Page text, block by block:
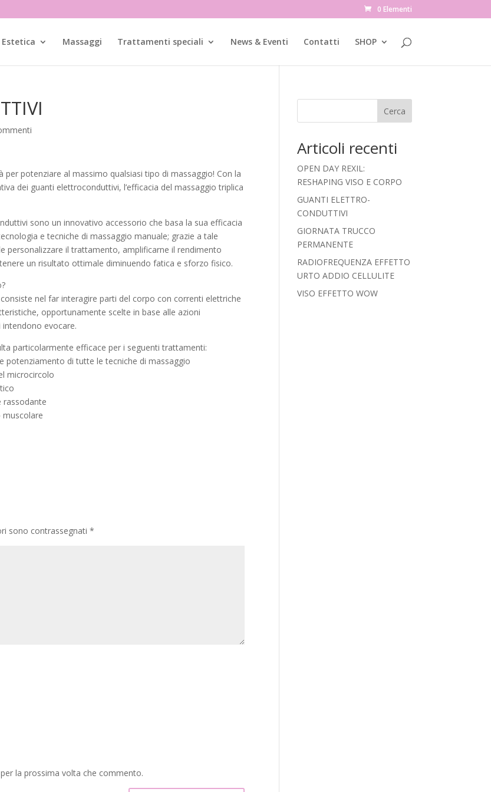
0 Elementi
Estetica Massaggi Trattamenti speciali News & Eventi Contatti SHOP
per potenziare al massimo qualsiasi tipo di massaggio! Con la
dei guanti elettroconduttivi, l’efficacia del massaggio triplica
sono un innovativo accessorio che basa la sua efficacia
e tecniche di massaggio manuale; grazie a tale
personalizzare il trattamento, amplificarne il rendimento
un risultato ottimale diminuendo fatica e sforzo fisico.
nel far interagire parti del corpo con correnti elettriche
opportunamente scelte in base alle azioni
evocare.
particolarmente efficace per i seguenti trattamenti:
potenziamento di tutte le tecniche di massaggio
microcircolo
rassodante
muscolare
sono contrassegnati*
la prossima volta che commento.
Cerca
Articoli recenti
OPEN DAY REXIL:
RESHAPING VISO E CORPO
GUANTI ELETTRO-
CONDUTTIVI
GIORNATA TRUCCO
PERMANENTE
RADIOFREQUENZA EFFETTO
URTO ADDIO CELLULITE
VISO EFFETTO WOW